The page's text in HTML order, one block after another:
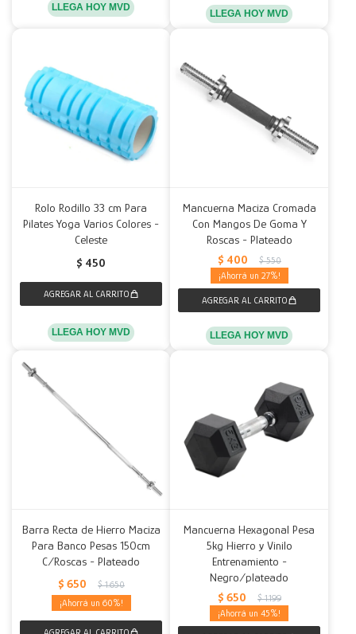
LLEGA HOY MVD
LLEGA HOY MVD
Rolo Rodillo 33 cm Para
Pilates Yoga Varios Colores -
Celeste
$ 450
LLEGA HOY MVD
Mancuerna Maciza Cromada
Con Mangos De Goma Y
Roscas - Plateado
$ 400 $ 550
27
LLEGA HOY MVD
Barra Recta de Hierro Maciza
Para Banco Pesas 150cm
C/Roscas - Plateado
$ 650 $ 1.650
60
Mancuerna Hexagonal Pesa
5kg Hierro y Vinilo
Entrenamiento -
Negro/plateado
$ 650 $ 1.199
45